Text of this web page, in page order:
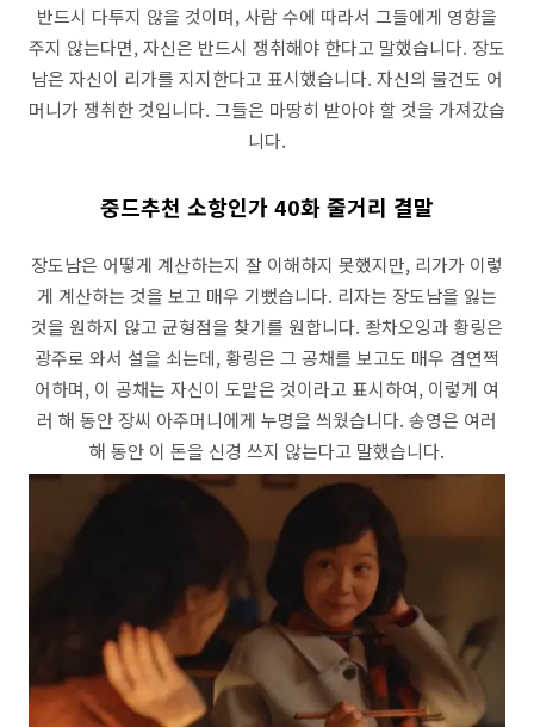
반드시 다투지 않을 것이며, 사람 수에 따라서 그들에게 영향을
주지 않는다면, 자신은 반드시 쟁취해야 한다고 말했습니다. 장도
남은 자신이 리가를 지지한다고 표시했습니다. 자신의 물건도 어
머니가 쟁취한 것입니다. 그들은 마땅히 받아야 할 것을 가져갔습
니다.
중드추천 소항인가 40화 줄거리 결말
장도남은 어떻게 계산하는지 잘 이해하지 못했지만, 리가가 이렇
게 계산하는 것을 보고 매우 기뻤습니다. 리자는 장도남을 잃는
것을 원하지 않고 균형점을 찾기를 원합니다. 좡차오잉과 황링은
광주로 와서 설을 쇠는데, 황링은 그 공채를 보고도 매우 겸연쩍
어하며, 이 공채는 자신이 도맡은 것이라고 표시하여, 이렇게 여
러 해 동안 장씨 아주머니에게 누명을 씌웠습니다. 송영은 여러
해 동안 이 돈을 신경 쓰지 않는다고 말했습니다.